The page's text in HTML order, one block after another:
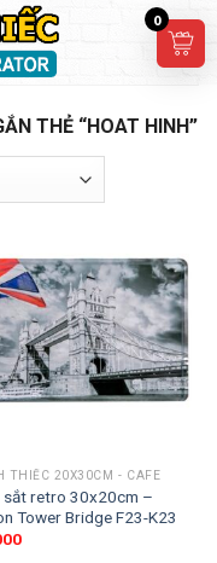
THẺ “HOAT HINH”
THIẾC 20X30CM - CAFE
sắt retro 30x20cm –
Tower Bridge F23-K23
0